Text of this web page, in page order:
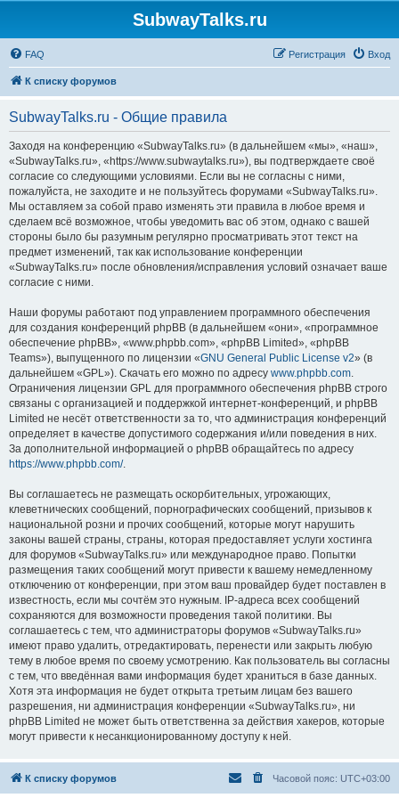
SubwayTalks.ru
FAQ Вход
Регистрация
К списку форумов
SubwayTalks.ru - Общие правила
Заходя на конференцию «SubwayTalks.ru» (в дальнейшем «мы», «наш»,
«SubwayTalks.ru», «https://www.subwaytalks.ru»), вы подтверждаете своё
согласие со следующими условиями. Если вы не согласны с ними,
пожалуйста, не заходите и не пользуйтесь форумами «SubwayTalks.ru».
Мы оставляем за собой право изменять эти правила в любое время и
сделаем всё возможное, чтобы уведомить вас об этом, однако с вашей
стороны было бы разумным регулярно просматривать этот текст на
предмет изменений, так как использование конференции
«SubwayTalks.ru» после обновления/исправления условий означает ваше
согласие с ними.
Наши форумы работают под управлением программного обеспечения
для создания конференций phpBB (в дальнейшем «они», «программное
обеспечение phpBB», «www.phpbb.com», «phpBB Limited», «phpBB
Teams»), выпущенного по лицензии «GNU General Public License v2» (в
дальнейшем «GPL»). Скачать его можно по адресу www.phpbb.com.
Ограничения лицензии GPL для программного обеспечения phpBB строго
связаны с организацией и поддержкой интернет-конференций, и phpBB
Limited не несёт ответственности за то, что администрация конференций
определяет в качестве допустимого содержания и/или поведения в них.
За дополнительной информацией о phpBB обращайтесь по адресу
https://www.phpbb.com/.
Вы соглашаетесь не размещать оскорбительных, угрожающих,
клеветнических сообщений, порнографических сообщений, призывов к
национальной розни и прочих сообщений, которые могут нарушить
законы вашей страны, страны, которая предоставляет услуги хостинга
для форумов «SubwayTalks.ru» или международное право. Попытки
размещения таких сообщений могут привести к вашему немедленному
отключению от конференции, при этом ваш провайдер будет поставлен в
известность, если мы сочтём это нужным. IP-адреса всех сообщений
сохраняются для возможности проведения такой политики. Вы
соглашаетесь с тем, что администраторы форумов «SubwayTalks.ru»
имеют право удалить, отредактировать, перенести или закрыть любую
тему в любое время по своему усмотрению. Как пользователь вы согласны
с тем, что введённая вами информация будет храниться в базе данных.
Хотя эта информация не будет открыта третьим лицам без вашего
разрешения, ни администрация конференции «SubwayTalks.ru», ни
phpBB Limited не может быть ответственна за действия хакеров, которые
могут привести к несанкционированному доступу к ней.
К списку форумов Часовой пояс: UTC+03:00